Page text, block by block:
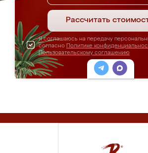
Рассчитать
Я соглашаюсь на передачу
согласно Политике
Пользовательскому соглашению